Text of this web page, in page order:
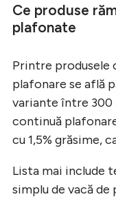
Ce produse
plafonate
Printre produsele
plafonare se află
variante între 300
continuă
cu 1,5% grăsime,
Lista mai include
simplu de vacă de